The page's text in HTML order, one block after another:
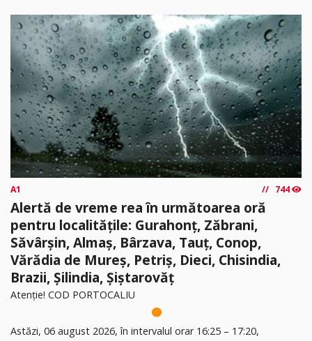
A1 744
Alertă de vreme rea în următoarea oră
pentru localitățile: Gurahonț, Zăbrani,
Săvârșin, Almaș, Bârzava, Tauț, Conop,
Vărădia de Mureș, Petriș, Dieci, Chisindia,
Brazii, Șilindia, Șiștarovăț
Atenție! COD PORTOCALIU
Astăzi, 06 august 2026, în intervalul orar 16:25 – 17:20,